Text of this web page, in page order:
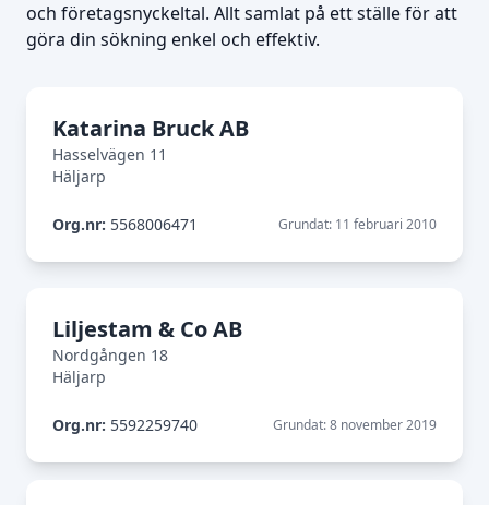
och företagsnyckeltal. Allt samlat på ett ställe för att
göra din sökning enkel och effektiv.
Katarina Bruck AB
Hasselvägen 11
Häljarp
Org.nr: 5568006471 Grundat: 11 februari 2010
Liljestam & Co AB
Nordgången 18
Häljarp
Org.nr: 5592259740 Grundat: 8 november 2019